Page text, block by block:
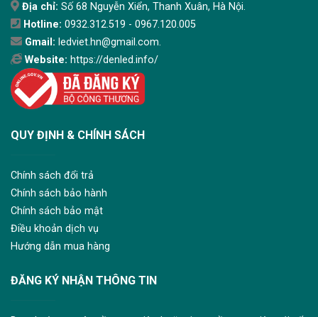
Địa chỉ: Số 68 Nguyễn Xiển, Thanh Xuân, Hà Nội.
Hotline: 0932.312.519 - 0967.120.005
Gmail: ledviet.hn@gmail.com.
Website: https://denled.info/
QUY ĐỊNH & CHÍNH SÁCH
Chính sách đổi trả
Chính sách bảo hành
Chính sách bảo mật
Điều khoản dịch vụ
Hướng dẫn mua hàng
ĐĂNG KÝ NHẬN THÔNG TIN